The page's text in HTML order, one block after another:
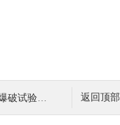
返回顶部
机 售后*